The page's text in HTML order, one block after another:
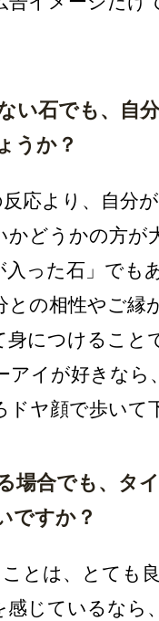
い石でも、自
うか？
応より、自分
かどうかの方が
入った石」でも
との相性やご縁
につけること
アイが好きなら
ドヤ顔で歩いて
場合でも、タ
ですか？
とは、とても
じているなら